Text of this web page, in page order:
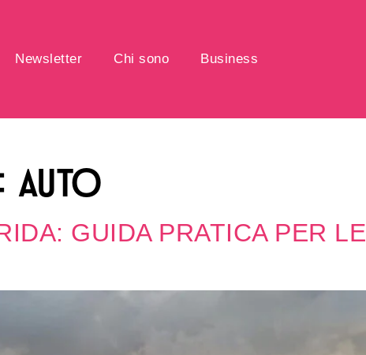
Newsletter Chi sono Business
AUTO
GUIDA PRATICA PER LE